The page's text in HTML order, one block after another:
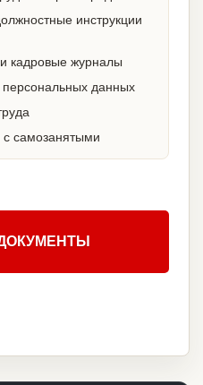
инструкции
кадровые журналы
персональных данных
самозанятыми